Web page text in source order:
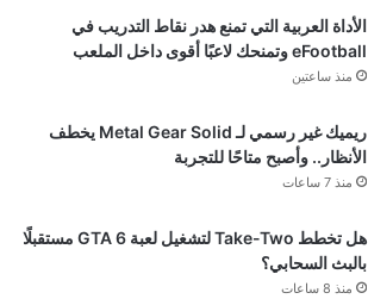
الأداة العربية التي تمنع هدر نقاط التدريب في
eFootball وتمنحك لاعبًا أقوى داخل الملعب
منذ ساعتين
ريميك غير رسمي لـ Metal Gear Solid يخطف
الأنظار.. وأصبح متاحًا للتجربة
منذ 7 ساعات
هل تخطط Take-Two لتشغيل لعبة GTA 6 مستقبلًا
بالبث السحابي؟
منذ 8 ساعات